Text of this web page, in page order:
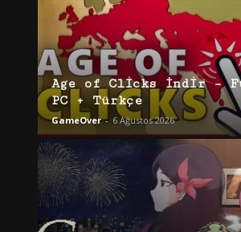
Age of Clicks İndir –
PC + Türkçe
GameOver - 6 Ağustos 2026